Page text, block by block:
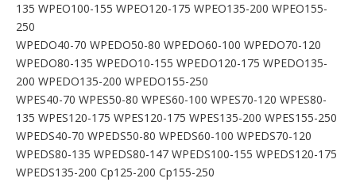
135 WPEO100-155 WPEO120-175 WPEO135-200 WPEO155-
250
WPEDO40-70 WPEDO50-80 WPEDO60-100 WPEDO70-120
WPEDO80-135 WPEDO10-155 WPEDO120-175 WPEDO135-
200 WPEDO135-200 WPEDO155-250
WPES40-70 WPES50-80 WPES60-100 WPES70-120 WPES80-
135 WPES120-175 WPES120-175 WPES135-200 WPES155-250
WPEDS40-70 WPEDS50-80 WPEDS60-100 WPEDS70-120
WPEDS80-135 WPEDS80-147 WPEDS100-155 WPEDS120-175
WPEDS135-200 Ср125-200 Ср155-250